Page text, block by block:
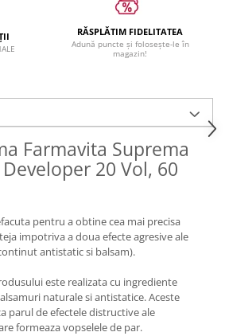
RĂSPLĂTIM FIDELITATEA
Adună puncte și folosește-le în
magazin!
Farmavita Suprema
20 Vol, 60
pentru a obtine cea mai precisa
impotriva a doua efecte agresive ale
antistatic si balsam).
este realizata cu ingrediente
naturale si antistatice. Aceste
parul de efectele distructive ale
formeaza vopselele de par.